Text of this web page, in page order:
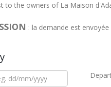
to the owners of La Maison
: la demande est